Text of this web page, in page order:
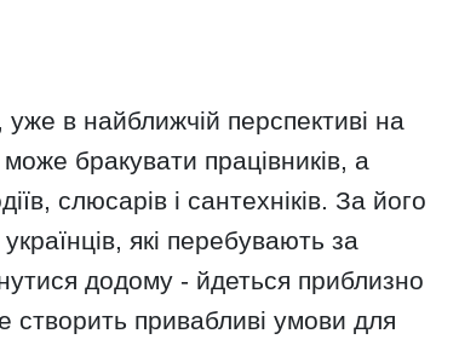
в найближчій перспективі на
бракувати працівників, а
слюсарів і сантехніків. За його
які перебувають за
додому - йдеться приблизно
привабливі умови для